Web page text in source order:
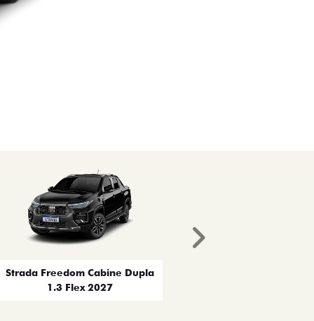
Strada Freedom Cabine Dupla
1.3 Flex 2027
Próximo